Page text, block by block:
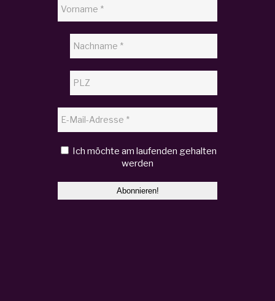
Ich möchte am laufenden gehalten
werden